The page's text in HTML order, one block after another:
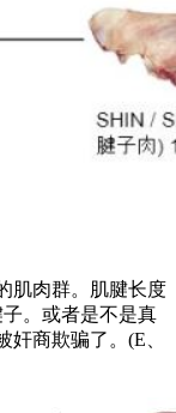
肌肉群。肌腱长度
。或者是不是真
商欺骗了。(E、